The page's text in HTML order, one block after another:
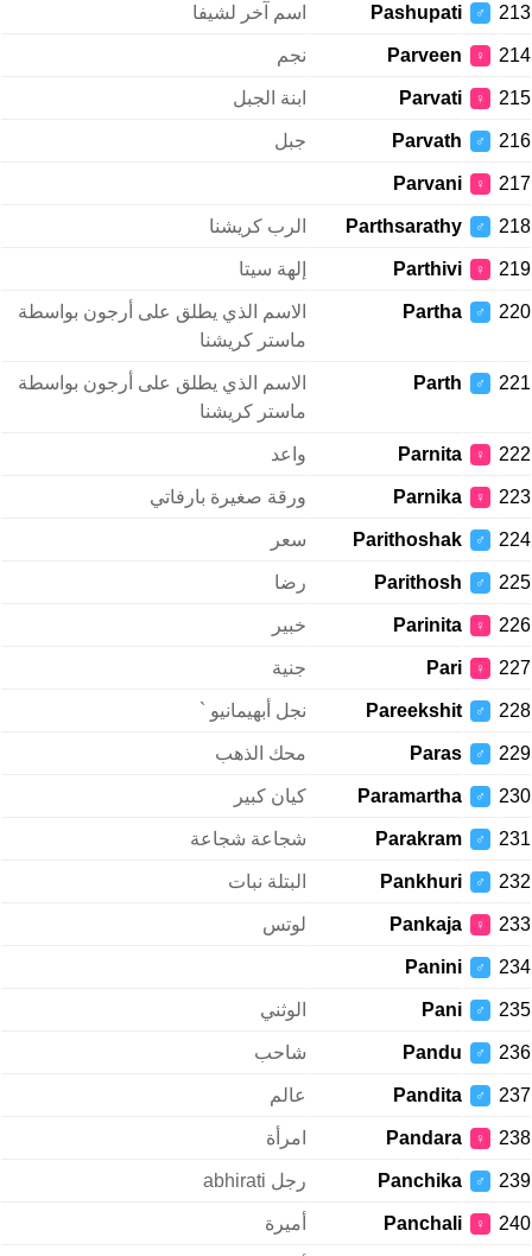
213
♂
Pashupati اسم آخر لشيفا
214
♀
Parveen نجم
215
♀
Parvati ابنة الجبل
216
♂
Parvath جبل
217
♀
Parvani
218
♂
Parthsarathy الرب كريشنا
219
♀
Parthivi إلهة سيتا
220
♂
Partha
الاسم الذي يطلق على أرجون بواسطة
ماستر كريشنا
221
♂
Parth
الاسم الذي يطلق على أرجون بواسطة
ماستر كريشنا
222
♀
Parnita واعد
223
♀
Parnika ورقة صغيرة بارفاتي
224
♂
Parithoshak سعر
225
♂
Parithosh رضا
226
♀
Parinita خبير
227
♀
Pari جنية
228
♂
Pareekshit نجل أبهيمانيو `
229
♂
Paras محك الذهب
230
♂
Paramartha كيان كبير
231
♂
Parakram شجاعة شجاعة
232
♂
Pankhuri البتلة نبات
233
♀
Pankaja لوتس
234
♂
Panini
235
♂
Pani الوثني
236
♂
Pandu شاحب
237
♂
Pandita عالم
238
♀
Pandara امرأة
239
♂
Panchika رجل abhirati
240
♀
Panchali أميرة